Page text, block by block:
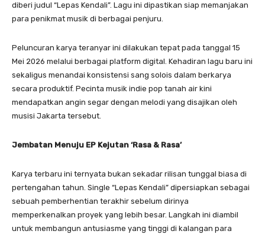
diberi judul “Lepas Kendali”. Lagu ini dipastikan siap memanjakan
para penikmat musik di berbagai penjuru.
​Peluncuran karya teranyar ini dilakukan tepat pada tanggal 15
Mei 2026 melalui berbagai platform digital. Kehadiran lagu baru ini
sekaligus menandai konsistensi sang solois dalam berkarya
secara produktif. Pecinta musik indie pop tanah air kini
mendapatkan angin segar dengan melodi yang disajikan oleh
musisi Jakarta tersebut.
Jembatan Menuju EP Kejutan ‘Rasa & Rasa’
​Karya terbaru ini ternyata bukan sekadar rilisan tunggal biasa di
pertengahan tahun. Single “Lepas Kendali” dipersiapkan sebagai
sebuah pemberhentian terakhir sebelum dirinya
memperkenalkan proyek yang lebih besar. Langkah ini diambil
untuk membangun antusiasme yang tinggi di kalangan para